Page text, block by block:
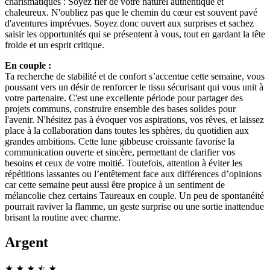
chaleureux. N'oubliez pas que le chemin du cœur est souvent pavé
d'aventures imprévues. Soyez donc ouvert aux surprises et sachez
saisir les opportunités qui se présentent à vous, tout en gardant la tête
froide et un esprit critique.
En couple :
Ta recherche de stabilité et de confort s’accentue cette semaine, vous
poussant vers un désir de renforcer le tissu sécurisant qui vous unit à
votre partenaire. C'est une excellente période pour partager des
projets communs, construire ensemble des bases solides pour
l'avenir. N'hésitez pas à évoquer vos aspirations, vos rêves, et laissez
place à la collaboration dans toutes les sphères, du quotidien aux
grandes ambitions. Cette lune gibbeuse croissante favorise la
communication ouverte et sincère, permettant de clarifier vos
besoins et ceux de votre moitié. Toutefois, attention à éviter les
répétitions lassantes ou l’entêtement face aux différences d’opinions
car cette semaine peut aussi être propice à un sentiment de
mélancolie chez certains Taureaux en couple. Un peu de spontanéité
pourrait raviver la flamme, un geste surprise ou une sortie inattendue
brisant la routine avec charme.
Argent